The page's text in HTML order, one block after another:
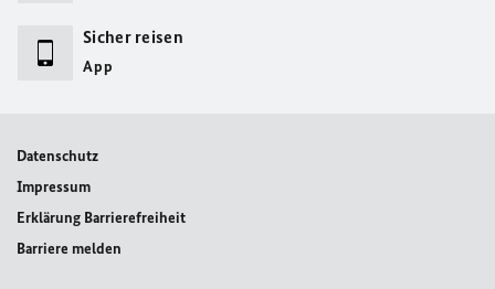
Sicher reisen
App
Datenschutz
Impressum
Erklärung Barrierefreiheit
Barriere melden